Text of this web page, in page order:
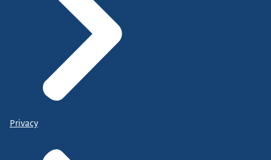
Privacy